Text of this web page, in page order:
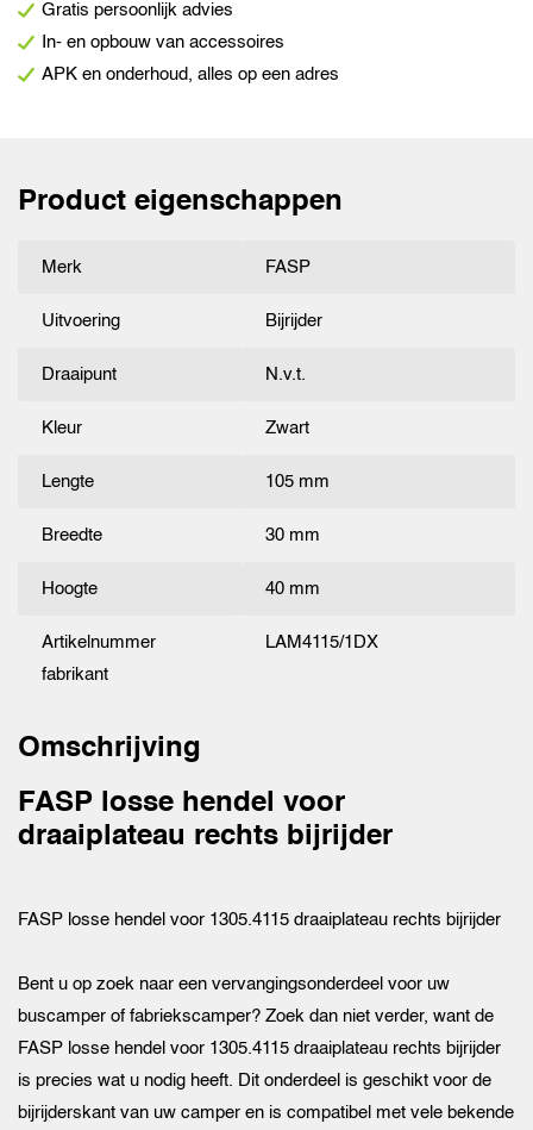
rechts
bijrijder
aantal
Gratis persoonlijk advies
In- en opbouw van accessoires
APK en onderhoud, alles op een adres
Product eigenschappen
Merk FASP
Uitvoering Bijrijder
Draaipunt N.v.t.
Kleur Zwart
Lengte 105 mm
Breedte 30 mm
Hoogte 40 mm
Artikelnummer
fabrikant
LAM4115/1DX
Omschrijving
FASP losse hendel voor
draaiplateau rechts bijrijder
FASP losse hendel voor 1305.4115 draaiplateau rechts bijrijder
Bent u op zoek naar een vervangingsonderdeel voor uw
buscamper of fabriekscamper? Zoek dan niet verder, want de
FASP losse hendel voor 1305.4115 draaiplateau rechts bijrijder
is precies wat u nodig heeft. Dit onderdeel is geschikt voor de
bijrijderskant van uw camper en is compatibel met vele bekende